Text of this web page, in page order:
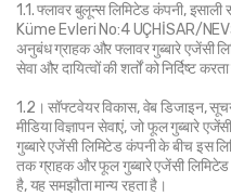
1.1. फ्लावर बुलून्स लिमिटेड कंपनी,
Küme Evleri No:4 UÇHİSAR/
अनुबंध ग्राहक और फ्लावर गुब्बारे एजेंसी
सेवा और दायित्वों की शर्तों को निर्दिष्ट
1.2। सॉफ्टवेयर विकास, वेब डिजाइन,
मीडिया विज्ञापन सेवाएं, जो फूल गुब्बारे
गुब्बारे एजेंसी लिमिटेड कंपनी के बीच इस
तक ग्राहक और फूल गुब्बारे एजेंसी
है, यह समझौता मान्य रहता है।